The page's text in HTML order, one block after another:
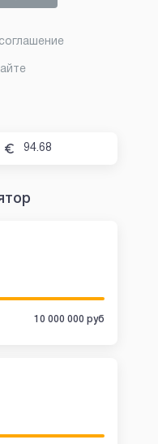
94.68
10 000 000 руб